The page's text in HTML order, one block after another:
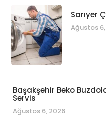
Sarıyer
Ağustos
Başakşehir Beko
Servis
Ağustos 6, 2026